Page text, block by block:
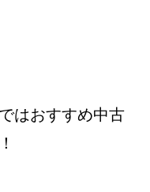
はおすすめ中古